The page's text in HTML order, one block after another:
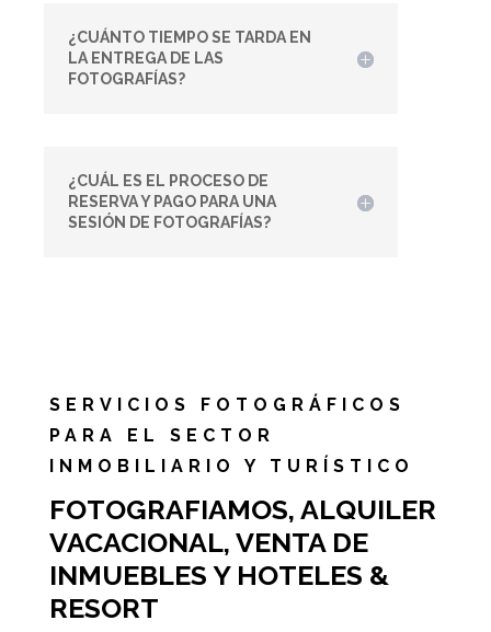
¿CUÁNTO TIEMPO SE TARDA EN
LA ENTREGA DE LAS
FOTOGRAFÍAS?
¿CUÁL ES EL PROCESO DE
RESERVA Y PAGO PARA UNA
SESIÓN DE FOTOGRAFÍAS?
SERVICIOS FOTOGRÁFICOS
PARA EL SECTOR
INMOBILIARIO Y TURÍSTICO
FOTOGRAFIAMOS, ALQUILER
VACACIONAL, VENTA DE
INMUEBLES Y HOTELES &
RESORT